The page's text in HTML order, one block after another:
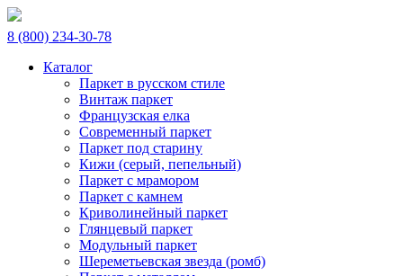
8 (800) 234-30-78
Каталог
Паркет в русском стиле
Винтаж паркет
Французская елка
Современный паркет
Паркет под старину
Кижи (серый, пепельный)
Паркет с мрамором
Паркет с камнем
Криволинейный паркет
Глянцевый паркет
Модульный паркет
Шереметьевская звезда (ромб)